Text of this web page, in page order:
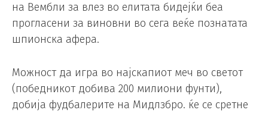
на Вембли за влез во елитата бидејќи беа
прогласени за виновни во сега веќе познатата
шпионска афера.
Можност да игра во најскапиот меч во светот
(победникот добива 200 милиони фунти),
добија фудбалерите на Мидлзбро. ќе се сретне